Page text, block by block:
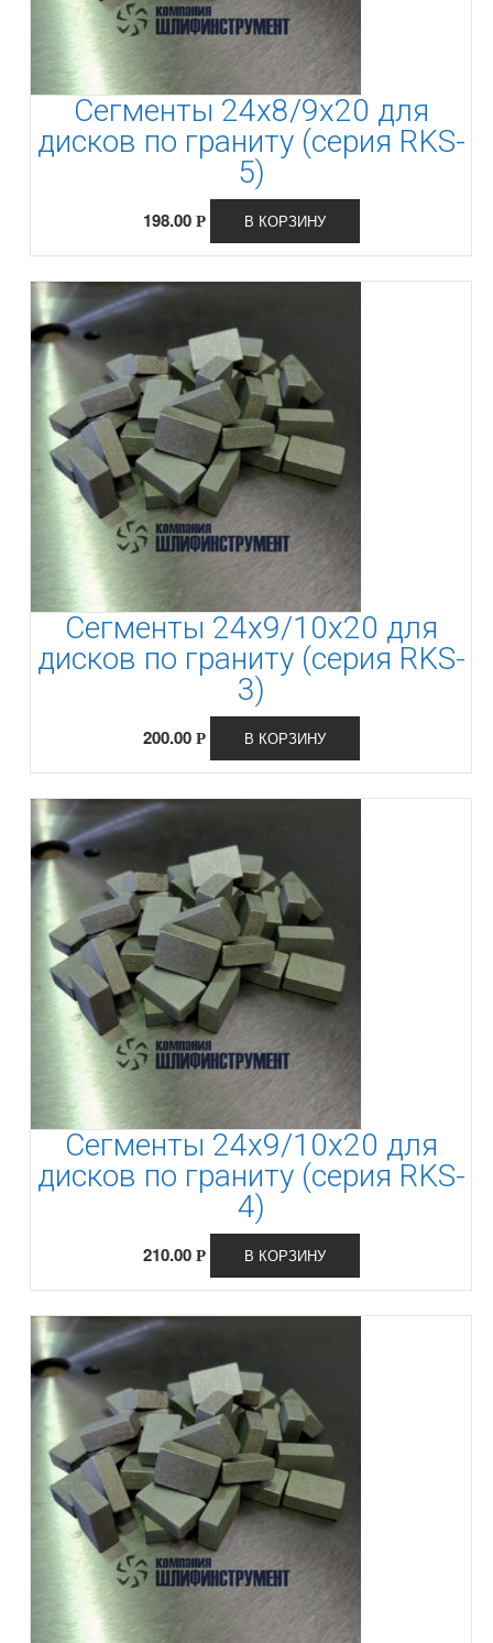
Сегменты 24х8/9х20 для
дисков по граниту (серия RKS-
5)
198.00 Р В КОРЗИНУ
Сегменты 24х9/10х20 для
дисков по граниту (серия RKS-
3)
200.00 Р В КОРЗИНУ
Сегменты 24х9/10х20 для
дисков по граниту (серия RKS-
4)
210.00 Р В КОРЗИНУ